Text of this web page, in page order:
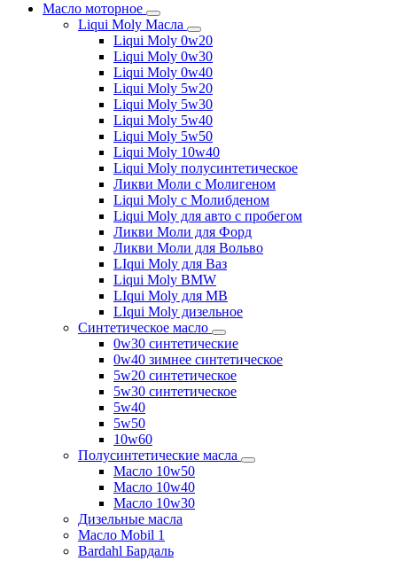
Масло моторное
Liqui Moly Масла
Liqui Moly 0w20
Liqui Moly 0w30
Liqui Moly 0w40
Liqui Moly 5w20
Liqui Moly 5w30
Liqui Moly 5w40
Liqui Moly 5w50
Liqui Moly 10w40
Liqui Moly полусинтетическое
Ликви Моли с Молигеном
Liqui Moly с Молибденом
Liqui Moly для авто с пробегом
Ликви Моли для Форд
Ликви Моли для Вольво
LIqui Moly для Ваз
Liqui Moly BMW
LIqui Moly для MB
LIqui Moly дизельное
Синтетическое масло
0w30 синтетические
0w40 зимнее синтетическое
5w20 синтетическое
5w30 синтетическое
5w40
5w50
10w60
Полусинтетические масла
Масло 10w50
Масло 10w40
Масло 10w30
Дизельные масла
Масло Mobil 1
Bardahl Бардаль